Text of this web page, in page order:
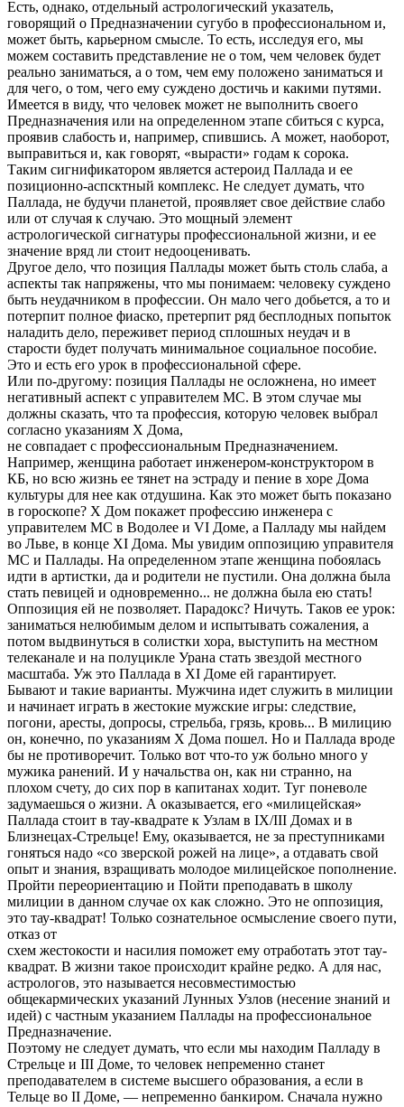
Есть, однако, отдельный астрологический указатель,
говорящий о Предназначении сугубо в профессиональном и,
может быть, карьерном смысле. То есть, исследуя его, мы
можем составить представление не о том, чем человек будет
реально заниматься, а о том, чем ему положено заниматься и
для чего, о том, чего ему суждено достичь и какими путями.
Имеется в виду, что человек может не выполнить своего
Предназначения или на определенном этапе сбиться с курса,
проявив слабость и, например, спившись. А может, наоборот,
выправиться и, как говорят, «вырасти» годам к сорока.
Таким сигнификатором является астероид Паллада и ее
позиционно-аспсктный комплекс. Не следует думать, что
Паллада, не будучи планетой, проявляет свое действие слабо
или от случая к случаю. Это мощный элемент
астрологической сигнатуры профессиональной жизни, и ее
значение вряд ли стоит недооценивать.
Другое дело, что позиция Паллады может быть столь слаба, а
аспекты так напряжены, что мы понимаем: человеку суждено
быть неудачником в профессии. Он мало чего добьется, а то и
потерпит полное фиаско, претерпит ряд бесплодных попыток
наладить дело, переживет период сплошных неудач и в
старости будет получать минимальное социальное пособие.
Это и есть его урок в профессиональной сфере.
Или по-другому: позиция Паллады не осложнена, но имеет
негативный аспект с управителем МС. В этом случае мы
должны сказать, что та профессия, которую человек выбрал
согласно указаниям X Дома,
не совпадает с профессиональным Предназначением.
Например, женщина работает инженером-конструктором в
КБ, но всю жизнь ее тянет на эстраду и пение в хоре Дома
культуры для нее как отдушина. Как это может быть показано
в гороскопе? X Дом покажет профессию инженера с
управителем МС в Водолее и VI Доме, а Палладу мы найдем
во Льве, в конце XI Дома. Мы увидим оппозицию управителя
МС и Паллады. На определенном этапе женщина побоялась
идти в артистки, да и родители не пустили. Она должна была
стать певицей и одновременно... не должна была ею стать!
Оппозиция ей не позволяет. Парадокс? Ничуть. Таков ее урок:
заниматься нелюбимым делом и испытывать сожаления, а
потом выдвинуться в солистки хора, выступить на местном
телеканале и на полуцикле Урана стать звездой местного
масштаба. Уж это Паллада в XI Доме ей гарантирует.
Бывают и такие варианты. Мужчина идет служить в милиции
и начинает играть в жестокие мужские игры: следствие,
погони, аресты, допросы, стрельба, грязь, кровь... В милицию
он, конечно, по указаниям X Дома пошел. Но и Паллада вроде
бы не противоречит. Только вот что-то уж больно много у
мужика ранений. И у начальства он, как ни странно, на
плохом счету, до сих пор в капитанах ходит. Туг поневоле
задумаешься о жизни. А оказывается, его «милицейская»
Паллада стоит в тау-квадрате к Узлам в IX/III Домах и в
Близнецах-Стрельце! Ему, оказывается, не за преступниками
гоняться надо «со зверской рожей на лице», а отдавать свой
опыт и знания, взращивать молодое милицейское пополнение.
Пройти переориентацию и Пойти преподавать в школу
милиции в данном случае ох как сложно. Это не оппозиция,
это тау-квадрат! Только сознательное осмысление своего пути,
отказ от
схем жестокости и насилия поможет ему отработать этот тау-
квадрат. В жизни такое происходит крайне редко. А для нас,
астрологов, это называется несовместимостью
общекармических указаний Лунных Узлов (несение знаний и
идей) с частным указанием Паллады на профессиональное
Предназначение.
Поэтому не следует думать, что если мы находим Палладу в
Стрельце и III Доме, то человек непременно станет
преподавателем в системе высшего образования, а если в
Тельце во II Доме, — непременно банкиром. Сначала нужно